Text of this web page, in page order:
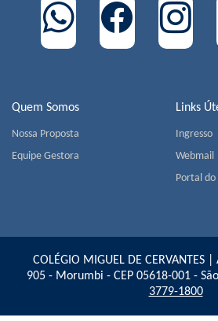
Quem Somos
Nossa Proposta
Equipe Gestora
Links
Ingresso
Webmail
Portal do
COLÉGIO MIGUEL DE CERVANTES
905 - Morumbi - CEP 05618-001 -
3779-1800